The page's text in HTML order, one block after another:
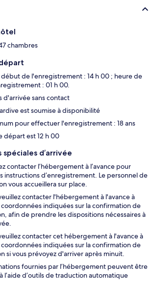
chambres
de l'enregistrement : 14 h 00 ; heure de
: 01 h 00.
d'arrivée sans contact
est soumise à disponibilité
pour effectuer l'enregistrement : 18 ans
départ est 12 h 00
spéciales d’arrivée
contacter l’hébergement à l’avance pour
instructions d’enregistrement. Le personnel de
vous accueillera sur place.
contacter l'hébergement à l'avance à
indiquées sur la confirmation de
afin de prendre les dispositions nécessaires à
contacter cet hébergement à l'avance à
indiquées sur la confirmation de
si vous prévoyez d'arriver après minuit.
fournies par l’hébergement peuvent être
l’aide d’outils de traduction automatique